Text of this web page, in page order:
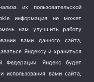
их пользовательской
информация не может
нам улучшить работу
вами данного сайта,
Яндексу и храниться
Федерации. Яндекс будет
использования вами сайта,